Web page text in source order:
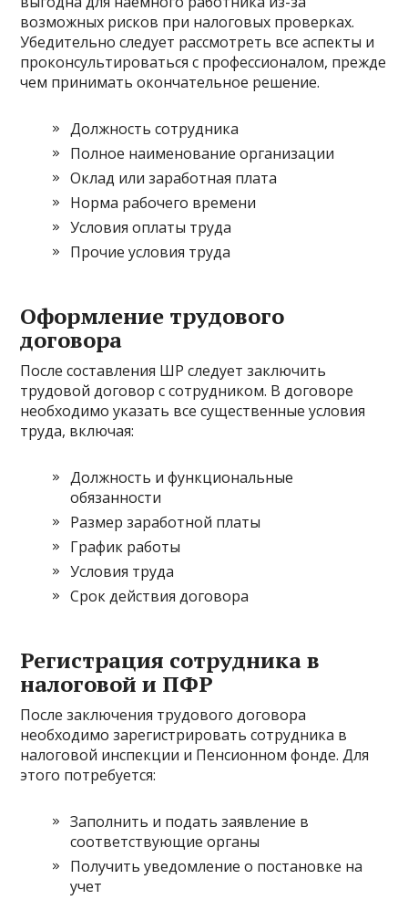
возможных рисков при налоговых проверках.
Убедительно следует рассмотреть все аспекты и
проконсультироваться с профессионалом, прежде
чем принимать окончательное решение.
Должность сотрудника
Полное наименование организации
Оклад или заработная плата
Норма рабочего времени
Условия оплаты труда
Прочие условия труда
Оформление трудового
договора
После составления ШР следует заключить
трудовой договор с сотрудником. В договоре
необходимо указать все существенные условия
труда, включая:
Должность и функциональные
обязанности
Размер заработной платы
График работы
Условия труда
Срок действия договора
Регистрация сотрудника в
налоговой и ПФР
После заключения трудового договора
необходимо зарегистрировать сотрудника в
налоговой инспекции и Пенсионном фонде. Для
этого потребуется:
Заполнить и подать заявление в
соответствующие органы
Получить уведомление о постановке на
учет